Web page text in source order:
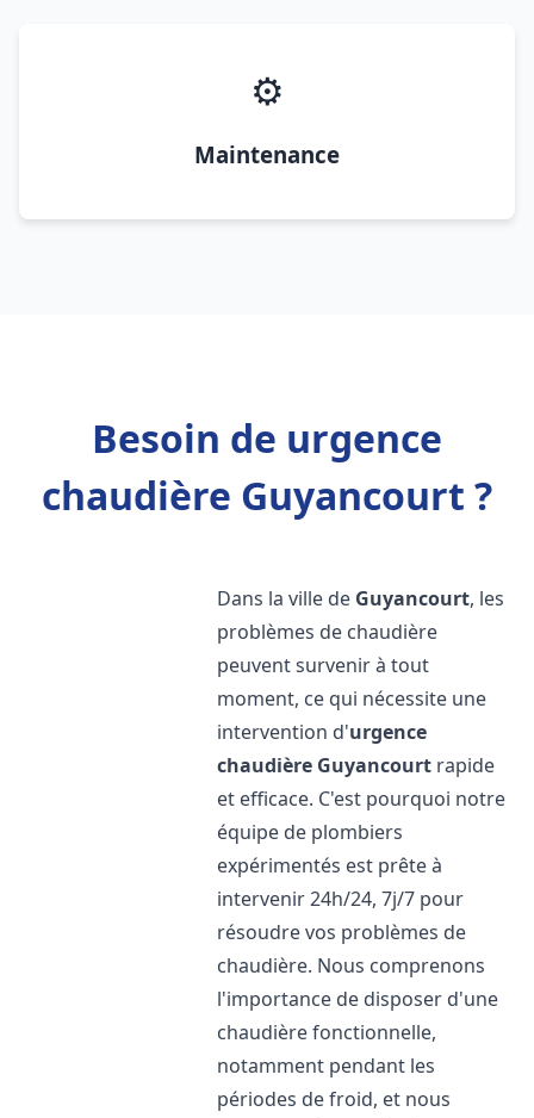
⚙️
Maintenance
Besoin de urgence
chaudière Guyancourt ?
Dans la ville de Guyancourt, les
problèmes de chaudière
peuvent survenir à tout
moment, ce qui nécessite une
intervention d'urgence
chaudière Guyancourt rapide
et efficace. C'est pourquoi notre
équipe de plombiers
expérimentés est prête à
intervenir 24h/24, 7j/7 pour
résoudre vos problèmes de
chaudière. Nous comprenons
l'importance de disposer d'une
chaudière fonctionnelle,
notamment pendant les
périodes de froid, et nous